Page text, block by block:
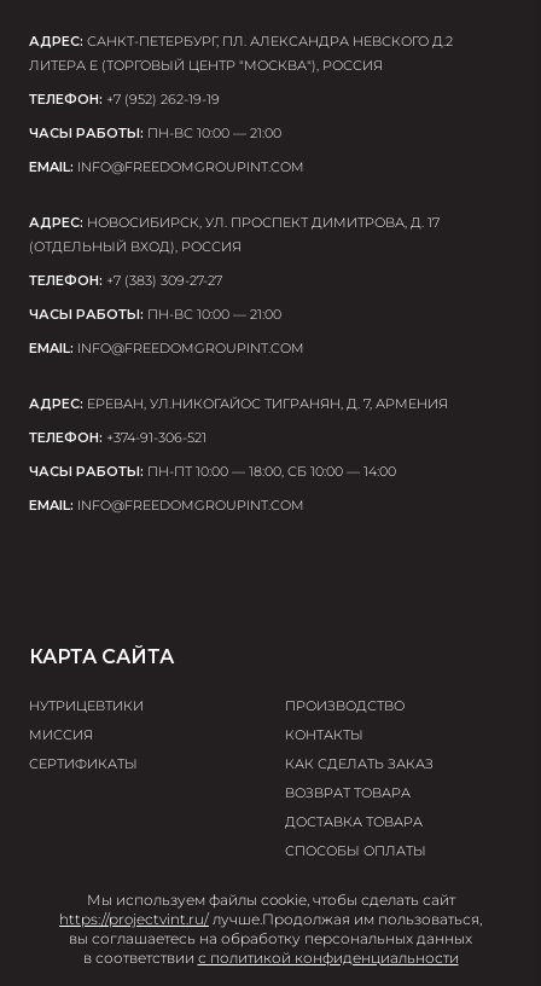
Мы используем файлы cookie, чтобы сделать сайт
https://projectvint.ru/ лучше.Продолжая им пользоваться,
вы соглашаетесь на обработку персональных данных
в соответствии с политикой конфиденциальности
ИМЯ
ОТПРАВИТЬ
ИМЯ
ОТПРАВИТЬ
АДРЕС: САНКТ-ПЕТЕРБУРГ, ПЛ. АЛЕКСАНДРА НЕВСКОГО Д.2
ЛИТЕРА Е (ТОРГОВЫЙ ЦЕНТР "МОСКВА"), РОССИЯ
ТЕЛЕФОН: +7 (952) 262-19-19
ЧАСЫ РАБОТЫ: ПН-ВС 10:00 — 21:00
EMAIL: INFO@FREEDOMGROUPINT.COM
АДРЕС: НОВОСИБИРСК, УЛ. ПРОСПЕКТ ДИМИТРОВА, Д. 17
(ОТДЕЛЬНЫЙ ВХОД), РОССИЯ
ТЕЛЕФОН: +7 (383) 309-27-27
ЧАСЫ РАБОТЫ: ПН-ВС 10:00 — 21:00
EMAIL: INFO@FREEDOMGROUPINT.COM
АДРЕС: ЕРЕВАН, УЛ.НИКОГАЙОС ТИГРАНЯН, Д. 7, АРМЕНИЯ
ТЕЛЕФОН: +374-91-306-521
ЧАСЫ РАБОТЫ: ПН-ПТ 10:00 — 18:00, СБ 10:00 — 14:00
EMAIL: INFO@FREEDOMGROUPINT.COM
КАРТА САЙТА
НУТРИЦЕВТИКИ
МИССИЯ
СЕРТИФИКАТЫ
ПРОИЗВОДСТВО
КОНТАКТЫ
КАК СДЕЛАТЬ ЗАКАЗ
ВОЗВРАТ ТОВАРА
ДОСТАВКА ТОВАРА
СПОСОБЫ ОПЛАТЫ
© 2026 Project V
User agreement
Privacy policy
Terms and